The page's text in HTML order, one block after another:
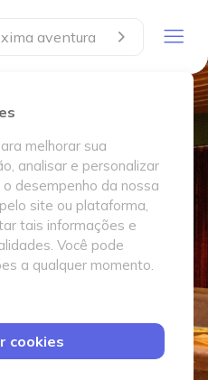
melhorar sua
analisar e personalizar
desempenho da nossa
site ou plataforma,
tais informações e
Você pode
a qualquer momento.
cookies
aventura